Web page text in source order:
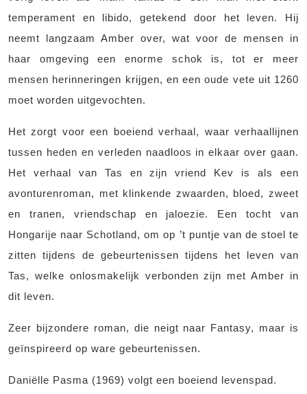
temperament en libido, getekend door het leven. Hij
neemt langzaam Amber over, wat voor de mensen in
haar omgeving een enorme schok is, tot er meer
mensen herinneringen krijgen, en een oude vete uit 1260
moet worden uitgevochten.
Het zorgt voor een boeiend verhaal, waar verhaallijnen
tussen heden en verleden naadloos in elkaar over gaan.
Het verhaal van Tas en zijn vriend Kev is als een
avonturenroman, met klinkende zwaarden, bloed, zweet
en tranen, vriendschap en jaloezie. Een tocht van
Hongarije naar Schotland, om op ’t puntje van de stoel te
zitten tijdens de gebeurtenissen tijdens het leven van
Tas, welke onlosmakelijk verbonden zijn met Amber in
dit leven.
Zeer bijzondere roman, die neigt naar Fantasy, maar is
geïnspireerd op ware gebeurtenissen.
Daniëlle Pasma (1969) volgt een boeiend levenspad.